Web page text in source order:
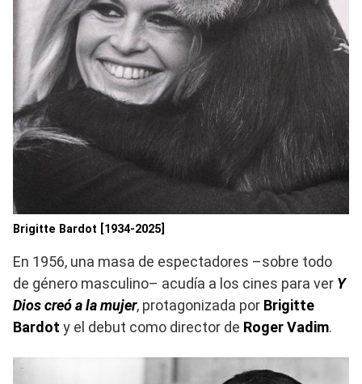
Brigitte Bardot [1934-2025]
En 1956, una masa de espectadores –sobre todo
de género masculino– acudía a los cines para ver Y
Dios creó a la mujer, protagonizada por Brigitte
Bardot y el debut como director de Roger Vadim.